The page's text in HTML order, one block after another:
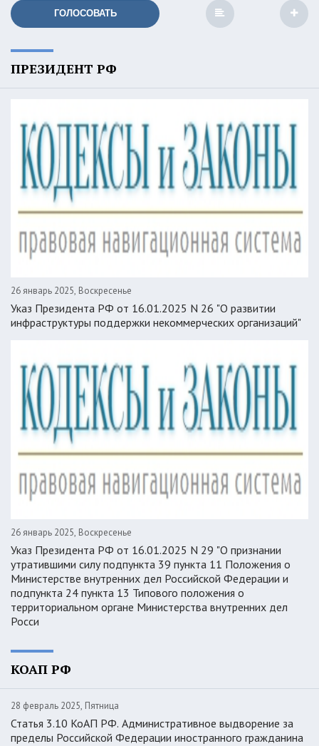
ГОЛОСОВАТЬ
ПРЕЗИДЕНТ РФ
26 январь 2025, Воскресенье
Указ Президента РФ от 16.01.2025 N 26 "О развитии
инфраструктуры поддержки некоммерческих организаций"
26 январь 2025, Воскресенье
Указ Президента РФ от 16.01.2025 N 29 "О признании
утратившими силу подпункта 39 пункта 11 Положения о
Министерстве внутренних дел Российской Федерации и
подпункта 24 пункта 13 Типового положения о
территориальном органе Министерства внутренних дел
Росси
КОАП РФ
28 февраль 2025, Пятница
Статья 3.10 КоАП РФ. Административное выдворение за
пределы Российской Федерации иностранного гражданина